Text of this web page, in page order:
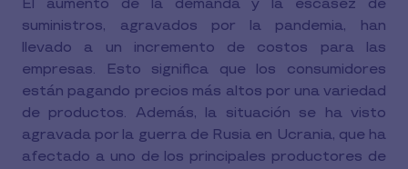
El aumento de la demanda y la escasez de
suministros, agravados por la pandemia, han
llevado a un incremento de costos para las
empresas. Esto significa que los consumidores
están pagando precios más altos por una variedad
de productos. Además, la situación se ha visto
agravada por la guerra de Rusia en Ucrania, que ha
afectado a uno de los principales productores de